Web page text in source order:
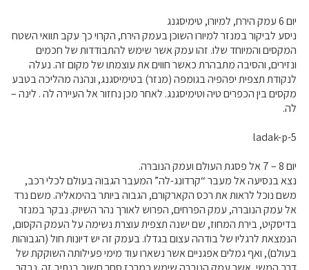
יום 6 עמק הירח, למיורו, טימיסגנג
ניסע לביקור במנזר למיורו השוכן בעמק הירח, הקרוי כך עקב תוואי השטח
המקסים והמיוחד שלו. זהו עמק אשר שימש להתבודדות של חכמים
ונזירים, והסיבה מתבהרת כאשר חווים את עוצמתו של מקום זה. נעלה
לנקודת תצפית יפהפיה בגומפה (מנזר) בטימיסגנג, ונהנה מהליכה בטבע
מקסים בין הכפרים טיה וטימיסגנג. לאחר מכן נחזור אל העיירה לה . לינה –
לה.
ladak-p-5
יום 8 – 7 אל פסגת העולם ועמק הנוברה.
נצא בנסיעה אל מעבר “קרדונג-לה” המעבר הגבוה בעולם לכלי רכב,
משם נוכל לראות את רכס הקארקורם, הגבוה ביותר בהימאליה. משם נרד
אל עמק הנוברה, עמק הפרחים, הפרוש לאורך נהר השיוק. נבקר במנזר
בדיסקיט, בירת המחוז, שם ישנה תצפית עוצרת נשימה על העמק הקסום,
הנמצאת לרגליו של בודהה עצום בגדלו. בעמק זה יש דיונות חול (הגבוהות
בעולם), ואף גמלים אפגניים אשר נשארו עוד מימי פעילותה השוקקת של